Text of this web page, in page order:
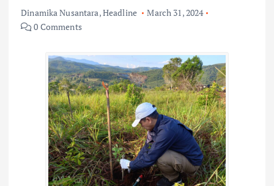
Dinamika Nusantara,Headline
March 31, 2024
0 Comments